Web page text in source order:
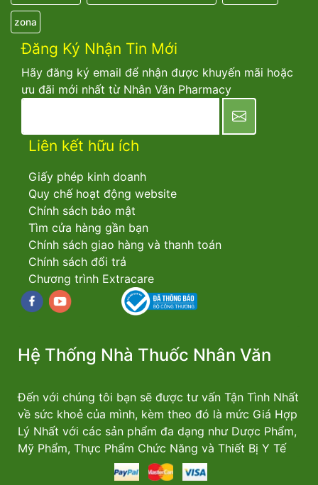
zona
Đăng Ký Nhận Tin Mới
Hãy đăng ký email để nhận được khuyến mãi hoặc
ưu đãi mới nhất từ Nhân Văn Pharmacy
Liên kết hữu ích
Giấy phép kinh doanh
Quy chế hoạt động website
Chính sách bảo mật
Tìm cửa hàng gần bạn
Chính sách giao hàng và thanh toán
Chính sách đổi trả
Chương trình Extracare
Facebookyoutube
Hệ Thống Nhà Thuốc Nhân Văn
Đến với chúng tôi bạn sẽ được tư vấn Tận Tình Nhất
về sức khoẻ của mình, kèm theo đó là mức Giá Hợp
Lý Nhất với các sản phẩm đa dạng như Dược Phẩm,
Mỹ Phẩm, Thực Phẩm Chức Năng và Thiết Bị Y Tế